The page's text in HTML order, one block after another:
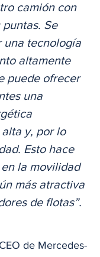
camión con
Se
una tecnología
altamente
puede ofrecer
una
y, por lo
Esto hace
la movilidad
más atractiva
de flotas”.
de Mercedes-